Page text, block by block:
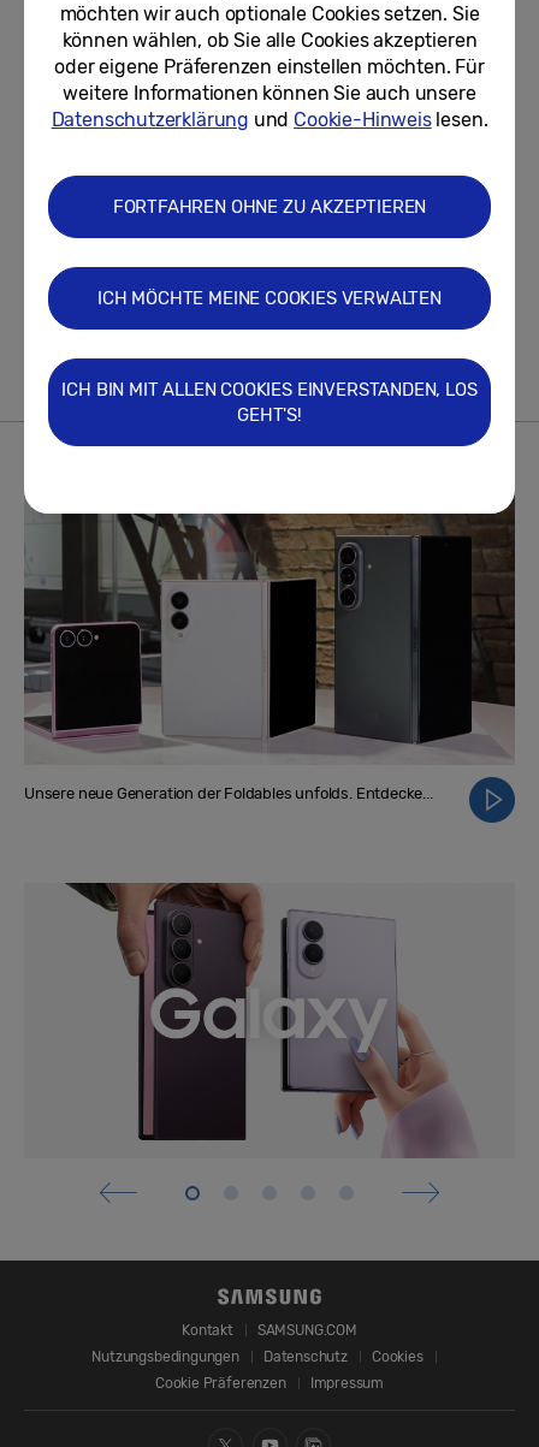
The Fold Inn: Wie Samsung die
neue Galaxy Z-Serie in einem
Londoner Pub inszenierte
05.08.2026
das LAN-Party-Feeling mit der
Gaming Night ins Jahr 2026
Neueste Beiträge anzeigen
Unsere neue Generation der Foldables unfolds. Entdecke...
Kontakt
SAMSUNG.COM
Nutzungsbedingungen
Datenschutz
Cookies
Cookie Präferenzen
Impressum
möchten wir auch optionale Cookies setzen. Sie
können wählen, ob Sie alle Cookies akzeptieren
oder eigene Präferenzen einstellen möchten. Für
weitere Informationen können Sie auch unsere
Datenschutzerklärung und Cookie-Hinweislesen.
FORTFAHREN OHNE ZU AKZEPTIEREN
ICH MÖCHTE MEINE COOKIES VERWALTEN
ICH BIN MIT ALLEN COOKIES EINVERSTANDEN, LOS
GEHT'S!